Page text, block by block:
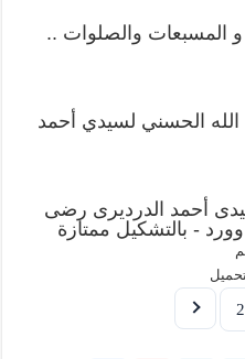
المسبعات والصلوات ..
الحسني لسيدي أحمد
أحمد الدرديرى رضى
- بالتشكيل ممتازة
2